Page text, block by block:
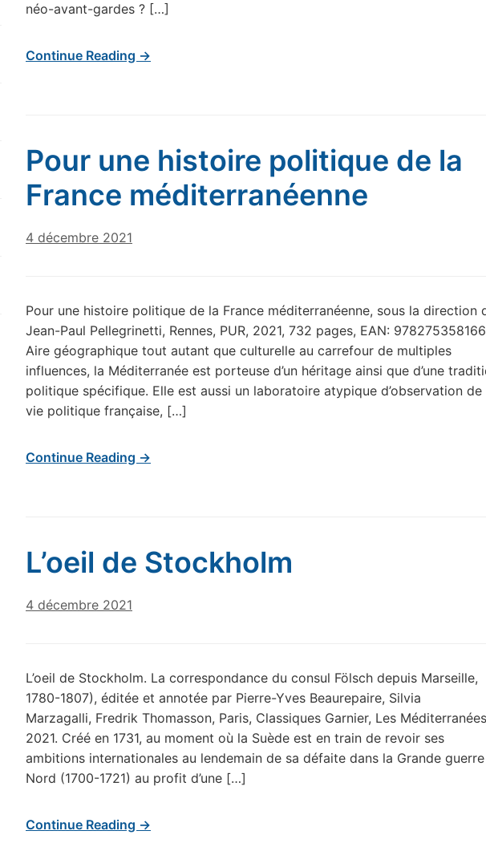
néo-avant-gardes ? […]
Continue Reading →
Pour une histoire politique de la
France méditerranéenne
4 décembre 2021
Pour une histoire politique de la France méditerranéenne, sous la direction
Jean-Paul Pellegrinetti, Rennes, PUR, 2021, 732 pages, EAN:
Aire géographique tout autant que culturelle au carrefour de multiples
influences, la Méditerranée est porteuse d’un héritage ainsi que d’une
politique spécifique. Elle est aussi un laboratoire atypique d’observation de
vie politique française, […]
Continue Reading →
L’oeil de Stockholm
4 décembre 2021
L’oeil de Stockholm. La correspondance du consul Fölsch depuis Marseille,
1780-1807), éditée et annotée par Pierre-Yves Beaurepaire, Silvia
Marzagalli, Fredrik Thomasson, Paris, Classiques Garnier, Les
2021. Créé en 1731, au moment où la Suède est en train de revoir ses
ambitions internationales au lendemain de sa défaite dans la Grande
Nord (1700-1721) au profit d’une […]
Continue Reading →